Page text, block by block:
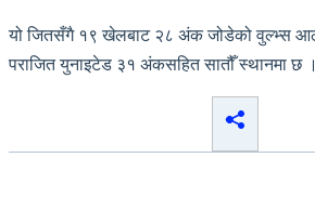
यो जितसँगै १९ खेलबाट २८ अंक जोडेको वुल्भ्स
पराजित युनाइटेड ३१ अंकसहित सातौँ स्थानमा छ ।